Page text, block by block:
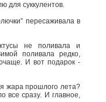
для суккулентов.
пересаживала в
не поливала и
поливала редко,
И вот подарок -
жара прошлого лета?
все сразу. И главное,